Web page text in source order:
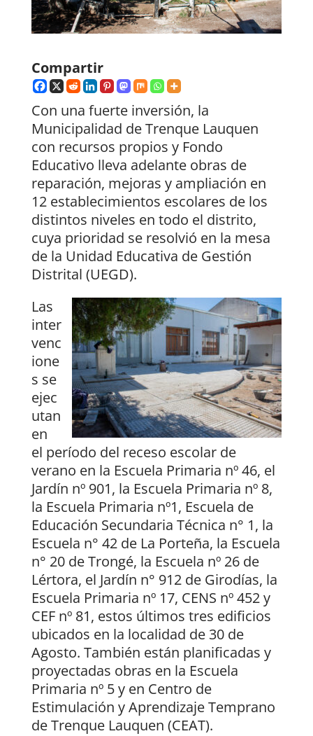
Compartir
Con una fuerte inversión, la
Municipalidad de Trenque Lauquen
con recursos propios y Fondo
Educativo lleva adelante obras de
reparación, mejoras y ampliación en
12 establecimientos escolares de los
distintos niveles en todo el distrito,
cuya prioridad se resolvió en la mesa
de la Unidad Educativa de Gestión
Distrital (UEGD).
Las
inter
venc
ione
s se
ejec
utan
en
el período del receso escolar de
verano en la Escuela Primaria nº 46, el
Jardín nº 901, la Escuela Primaria nº 8,
la Escuela Primaria nº1, Escuela de
Educación Secundaria Técnica n° 1, la
Escuela n° 42 de La Porteña, la Escuela
n° 20 de Trongé, la Escuela nº 26 de
Lértora, el Jardín n° 912 de Girodías, la
Escuela Primaria nº 17, CENS nº 452 y
CEF nº 81, estos últimos tres edificios
ubicados en la localidad de 30 de
Agosto. También están planificadas y
proyectadas obras en la Escuela
Primaria nº 5 y en Centro de
Estimulación y Aprendizaje Temprano
de Trenque Lauquen (CEAT).